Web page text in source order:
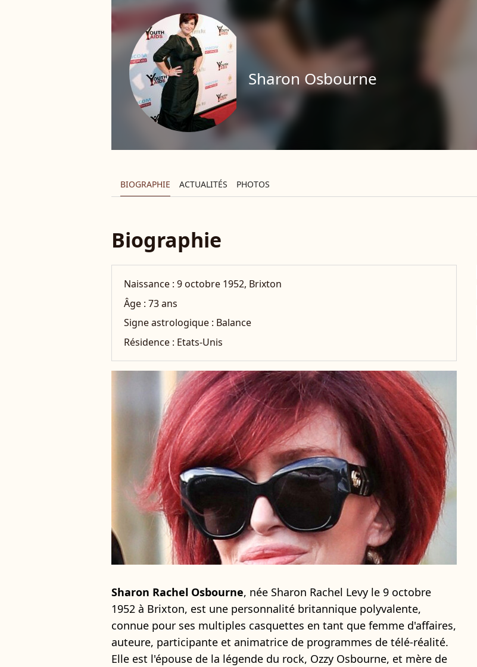
Sharon Osbourne
BIOGRAPHIE ACTUALITÉS PHOTOS
Biographie
Naissance :9 octobre 1952, Brixton
Âge :73 ans
Signe astrologique : Balance
Résidence : Etats-Unis
Sharon Rachel Osbourne, née Sharon Rachel Levy le 9 octobre
1952 à Brixton, est une personnalité britannique polyvalente,
connue pour ses multiples casquettes en tant que femme d'affaires,
auteure, participante et animatrice de programmes de télé-réalité.
Elle est l'épouse de la légende du rock, Ozzy Osbourne, et mère de